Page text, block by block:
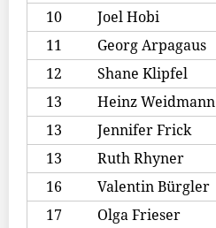
10
Joel Hobi
11
Georg Arpagaus
12
Shane Klipfel
13
Heinz Weidmann
13
Jennifer Frick
13
Ruth Rhyner
16
Valentin Bürgler
17
Olga Frieser